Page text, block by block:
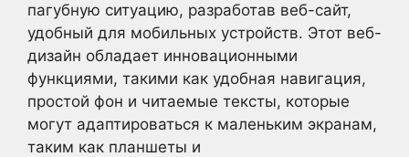
пагубную ситуацию, разработав веб-сайт,
удобный для мобильных устройств. Этот веб-
дизайн обладает инновационными
функциями, такими как удобная навигация,
простой фон и читаемые тексты, которые
могут адаптироваться к маленьким экранам,
таким как планшеты и